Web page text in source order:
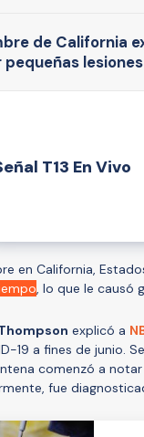
de California
pequeñas
T13 En Vivo
en California,
, lo que le causó
explicó a
19 a fines de junio.
comenzó a
fue